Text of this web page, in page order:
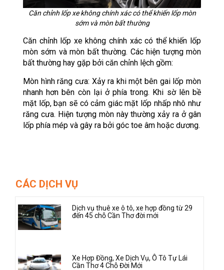
Căn chỉnh lốp xe không chính xác có thể khiến lốp mòn
sớm và mòn bất thường
Căn chỉnh lốp xe không chính xác có thể khiến lốp
mòn sớm và mòn bất thường. Các hiện tượng mòn
bất thường hay gặp bởi căn chỉnh lệch gồm:
Mòn hình răng cưa: Xảy ra khi một bên gai lốp mòn
nhanh hơn bên còn lại ở phía trong. Khi sờ lên bề
mặt lốp, bạn sẽ có cảm giác mặt lốp nhấp nhô như
răng cưa. Hiện tượng mòn này thường xảy ra ở gân
lốp phía mép và gây ra bởi góc toe âm hoặc dương.
CÁC DỊCH VỤ
Dịch vụ thuê xe ô tô, xe hợp đồng từ 29
đến 45 chỗ Cần Thơ đời mới
Xe Hợp Đồng, Xe Dịch Vụ, Ô Tô Tự Lái
Cần Thơ 4 Chỗ Đời Mới